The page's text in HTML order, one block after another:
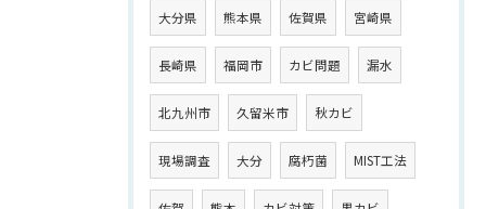
大分県 熊本県 佐賀県 宮崎県
長崎県 福岡市 カビ問題 漏水
北九州市 久留米市 秋カビ
現場調査 大分 腐朽菌 MIST工法